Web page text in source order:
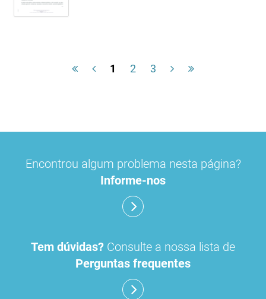
1 2 3
Encontrou algum problema nesta página?
Informe-nos
Tem dúvidas? Consulte a nossa lista de
Perguntas frequentes